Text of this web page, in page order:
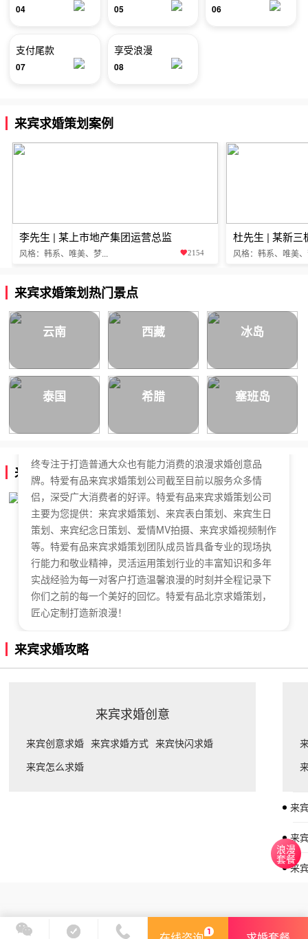
04 05 06
支付尾款
07
享受浪漫
08
来宾求婚策划案例
李先生 | 某上市地产集团运营总监
风格：韩系、唯美、梦... 2154
杜先生 | 某新三
风格：韩系、唯美
来宾求婚策划热门景点
云南 西藏 冰岛
泰国 希腊 塞班岛
来宾求婚策划公司简介
特爱有品来宾求婚策划公司，于2018年正式成立，是国内
终专注于打造普通大众也有能力消费的浪漫求婚创意品
牌。特爱有品来宾求婚策划公司截至目前以服务众多情
侣，深受广大消费者的好评。特爱有品来宾求婚策划公司
主要为您提供：来宾求婚策划、来宾表白策划、来宾生日
策划、来宾纪念日策划、爱情MV拍摄、来宾求婚视频制作
等。特爱有品来宾求婚策划团队成员皆具备专业的现场执
行能力和敬业精神，灵活运用策划行业的丰富知识和多年
实战经验为每一对客户打造温馨浪漫的时刻并全程记录下
你们之前的每一个美好的回忆。特爱有品北京求婚策划，
匠心定制打造新浪漫！
来宾求婚攻略
来宾求婚创意
来宾创意求婚 来宾求婚方式 来宾快闪求婚
来宾怎么求婚
来
来
来
浪漫
套餐